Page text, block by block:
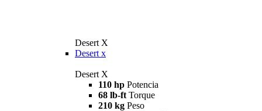
Desert X
Desert x
Desert X
110 hp Potencia
68 lb-ft Torque
210 kg Peso